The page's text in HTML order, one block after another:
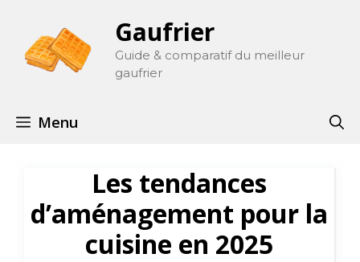
contenu
Gaufrier
Guide & comparatif du meilleur
gaufrier
Menu
Les tendances
d’aménagement pour la
cuisine en 2025